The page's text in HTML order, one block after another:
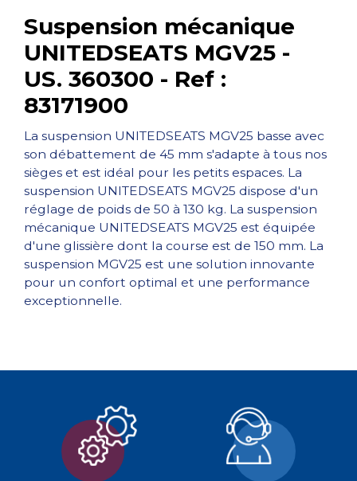
Suspension mécanique
UNITEDSEATS MGV25 -
US. 360300 - Ref :
83171900
La suspension UNITEDSEATS MGV25 basse avec
son débattement de 45 mm s'adapte à tous nos
sièges et est idéal pour les petits espaces. La
suspension UNITEDSEATS MGV25 dispose d'un
réglage de poids de 50 à 130 kg. La suspension
mécanique UNITEDSEATS MGV25 est équipée
d'une glissière dont la course est de 150 mm. La
suspension MGV25 est une solution innovante
pour un confort optimal et une performance
exceptionnelle.